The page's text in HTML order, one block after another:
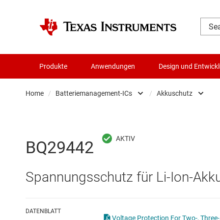
Produkte Anwendungen Design und
Home / Batteriemanagement-ICs
Batteriemanagement-ICs
Die- & Wafer-Services
/ Akkuschutz
BQ29442
Spannungsschutz für Li-Ion-
DATENBLATT